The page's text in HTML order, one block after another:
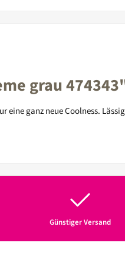
grau
ganz neue Coolness.
Günstiger Versand